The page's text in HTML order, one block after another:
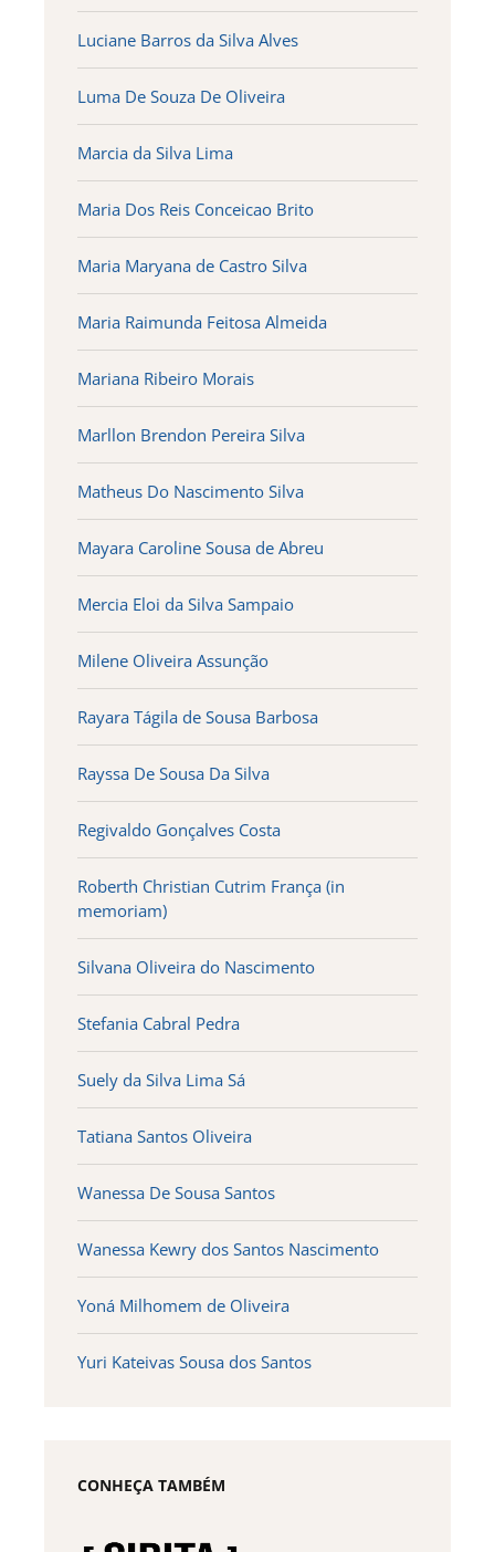
Luciane Barros da Silva Alves
Luma De Souza De Oliveira
Marcia da Silva Lima
Maria Dos Reis Conceicao Brito
Maria Maryana de Castro Silva
Maria Raimunda Feitosa Almeida
Mariana Ribeiro Morais
Marllon Brendon Pereira Silva
Matheus Do Nascimento Silva
Mayara Caroline Sousa de Abreu
Mercia Eloi da Silva Sampaio
Milene Oliveira Assunção
Rayara Tágila de Sousa Barbosa
Rayssa De Sousa Da Silva
Regivaldo Gonçalves Costa
Roberth Christian Cutrim França (in
memoriam)
Silvana Oliveira do Nascimento
Stefania Cabral Pedra
Suely da Silva Lima Sá
Tatiana Santos Oliveira
Wanessa De Sousa Santos
Wanessa Kewry dos Santos Nascimento
Yoná Milhomem de Oliveira
Yuri Kateivas Sousa dos Santos
CONHEÇA TAMBÉM